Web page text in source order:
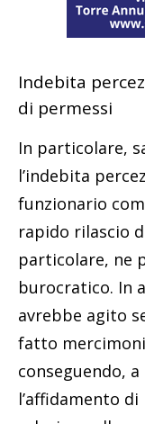
Indebita
di permessi
In particolare,
l’indebita
funzionario
rapido rilascio
particolare, ne
burocratico. In
avrebbe agito
fatto
conseguendo,
l’affidamento